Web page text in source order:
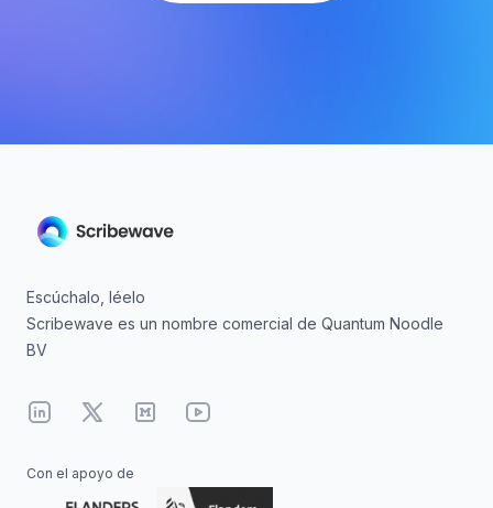
Escúchalo, léelo
Scribewave es un nombre comercial de Quantum Noodle
BV
Linkedin
X MediumYouTube
Con el apoyo de